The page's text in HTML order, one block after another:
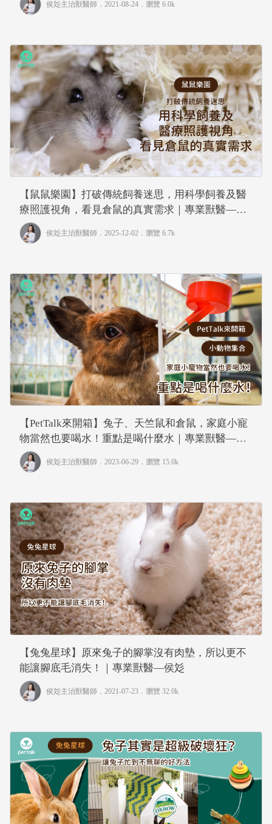
侯彣主治獸醫師 ．2021-08-24． 瀏覽 6.0k
【鼠鼠樂園】打破傳統飼養迷思，用科學飼養及醫
療照護視角，看見倉鼠的真實需求｜專業獸醫—侯
彣
侯彣主治獸醫師 ．2025-12-02． 瀏覽 6.7k
【PetTalk來開箱】兔子、天竺鼠和倉鼠，家庭小寵
物當然也要喝水！重點是喝什麼水｜專業獸醫—侯
彣
侯彣主治獸醫師 ．2023-06-29． 瀏覽 15.0k
【兔兔星球】原來兔子的腳掌沒有肉墊，所以更不
能讓腳底毛消失！｜專業獸醫—侯彣
侯彣主治獸醫師 ．2021-07-23． 瀏覽 32.0k